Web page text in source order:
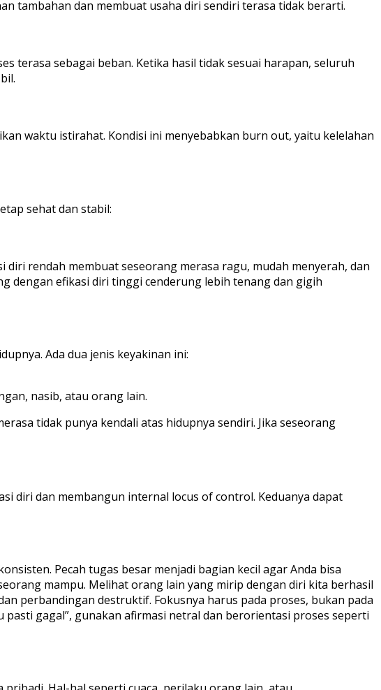
tambahan dan membuat usaha diri sendiri terasa tidak berarti.
terasa sebagai beban. Ketika hasil tidak sesuai harapan, seluruh
waktu istirahat. Kondisi ini menyebabkan burn out, yaitu kelelahan
sehat dan stabil:
rendah membuat seseorang merasa ragu, mudah menyerah, dan
dengan efikasi diri tinggi cenderung lebih tenang dan gigih
Ada dua jenis keyakinan ini:
nasib, atau orang lain.
tidak punya kendali atas hidupnya sendiri. Jika seseorang
diri dan membangun internal locus of control. Keduanya dapat
Pecah tugas besar menjadi bagian kecil agar Anda bisa
mampu. Melihat orang lain yang mirip dengan diri kita berhasil
perbandingan destruktif. Fokusnya harus pada proses, bukan pada
gagal”, gunakan afirmasi netral dan berorientasi proses seperti